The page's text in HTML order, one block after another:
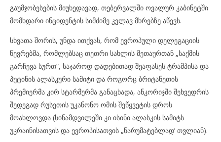
გაუმჯობესების მიუხედავად, თებერვალში ოვალურ კაბინეტში
მომხდარი ინციდენტის სიმძიმე კვლავ მხრებზე აწევს.
სხვათა შორის, უნდა ითქვას, რომ ევროპული დელეგაციის
წევრებმა, რომლებსაც თეთრი სახლის მეთაურთან „საქმის
გარჩევა სურთ“, საჯაროდ დადებითად შეაფასეს ტრამპისა და
პუტინის ალასკური სამიტი და როგორც ბრიტანეთის
პრემიერმა კირ სტარმერმა განაცხადა, ანკორიჯში შეხვედრის
შედეგად რუსეთის უკანონო ომის შეწყვეტის დროს
მოახლოვდა (სინამდვილეში კი ისინი ალასკის სამიტს
უკრაინისათვის და ევროპისათვის „წარუმატებლად’ თვლიან).